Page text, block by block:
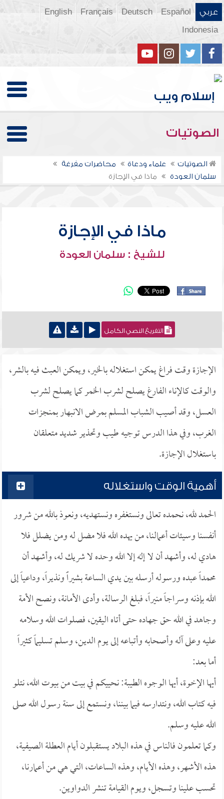
عربي Español
Deutsch
Français
English
Indonesia
الصوتيات
الصوتيات علماء ودعاة
محاضرات مفرغة
سلمان العودة
ماذا في الإجازة
ماذا في الإجازة
للشيخ : سلمان العودة
التفريغ النصي الكامل
الإجازة وقت فراغ يمكن استغلاله بالخير، ويمكن العبث فيه بالشر،
والوقت كالإناء الفارغ يصلح لشرب الخمر كما يصلح لشرب
العسل، وقد أصيب الشباب المسلم بمرض الانبهار بمنجزات
الغرب، وفي هذا الدرس توجيه طيب وتحذير شديد متعلقان
باستغلال الإجازة.
أهمية الوقت واستغلاله
الحمد لله، نحمده تعالى ونستغفره ونستهديه، ونعوذ بالله من شرور
أنفسنا وسيئات أعمالنا، من يهده الله فلا مضل له ومن يضلل فلا
هادي له، وأشهد أن لا إله إلا الله وحده لا شريك له، وأشهد أن
محمداً عبده ورسوله أرسله بين يدي الساعة بشيراًً ونذيراً، وداعياً إلى
الله بإذنه وسراجاً منيراً، فبلغ الرسالة، وأدى الأمانة، ونصح الأمة
وجاهد في الله حق جهاده حتى أتاه اليقين، فصلوات الله وسلامه
عليه وعلى آله وأصحابه وأتباعه إلى يوم الدين، وسلم تسليماً كثيراً
أما بعد:
أيها الإخوة، أيها الوجوه الطيبة: نحييكم في بيت من بيوت الله، نتلو
فيه كتاب الله، ونتدارسه فيما بيننا، ونستمع إلى سنة رسول الله صلى
الله عليه وسلم.
وكما تعلمون فالناس في هذه البلاد يستقبلون أيام العطلة الصيفية،
هذه الأشهر، وهذه الأيام، وهذه الساعات، التي هي من أعمارنا،
تحسب علينا وتسجل، ويوم القيامة تنشر الدواوين.